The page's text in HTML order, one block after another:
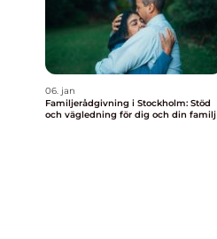
06. jan
Familjerådgivning i Stockholm: Stöd
och vägledning för dig och din familj